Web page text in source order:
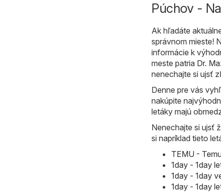
Púchov -
Ak hľadáte
správnom mieste!
informácie k
meste patria Dr.
nenechajte si ujsť
Denne pre vás
nakúpite
letáky majú
Nenechajte si ujsť
si napríklad tieto
TEMU -
1day - 1day
1day - 1day
1day - 1day